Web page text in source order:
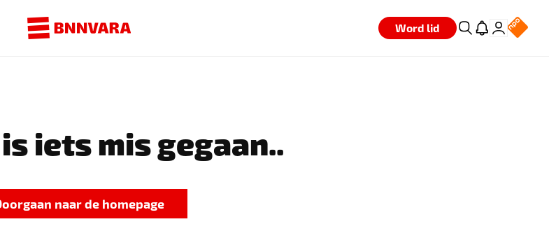
Word lid
iets mis gegaan..
naar de homepage